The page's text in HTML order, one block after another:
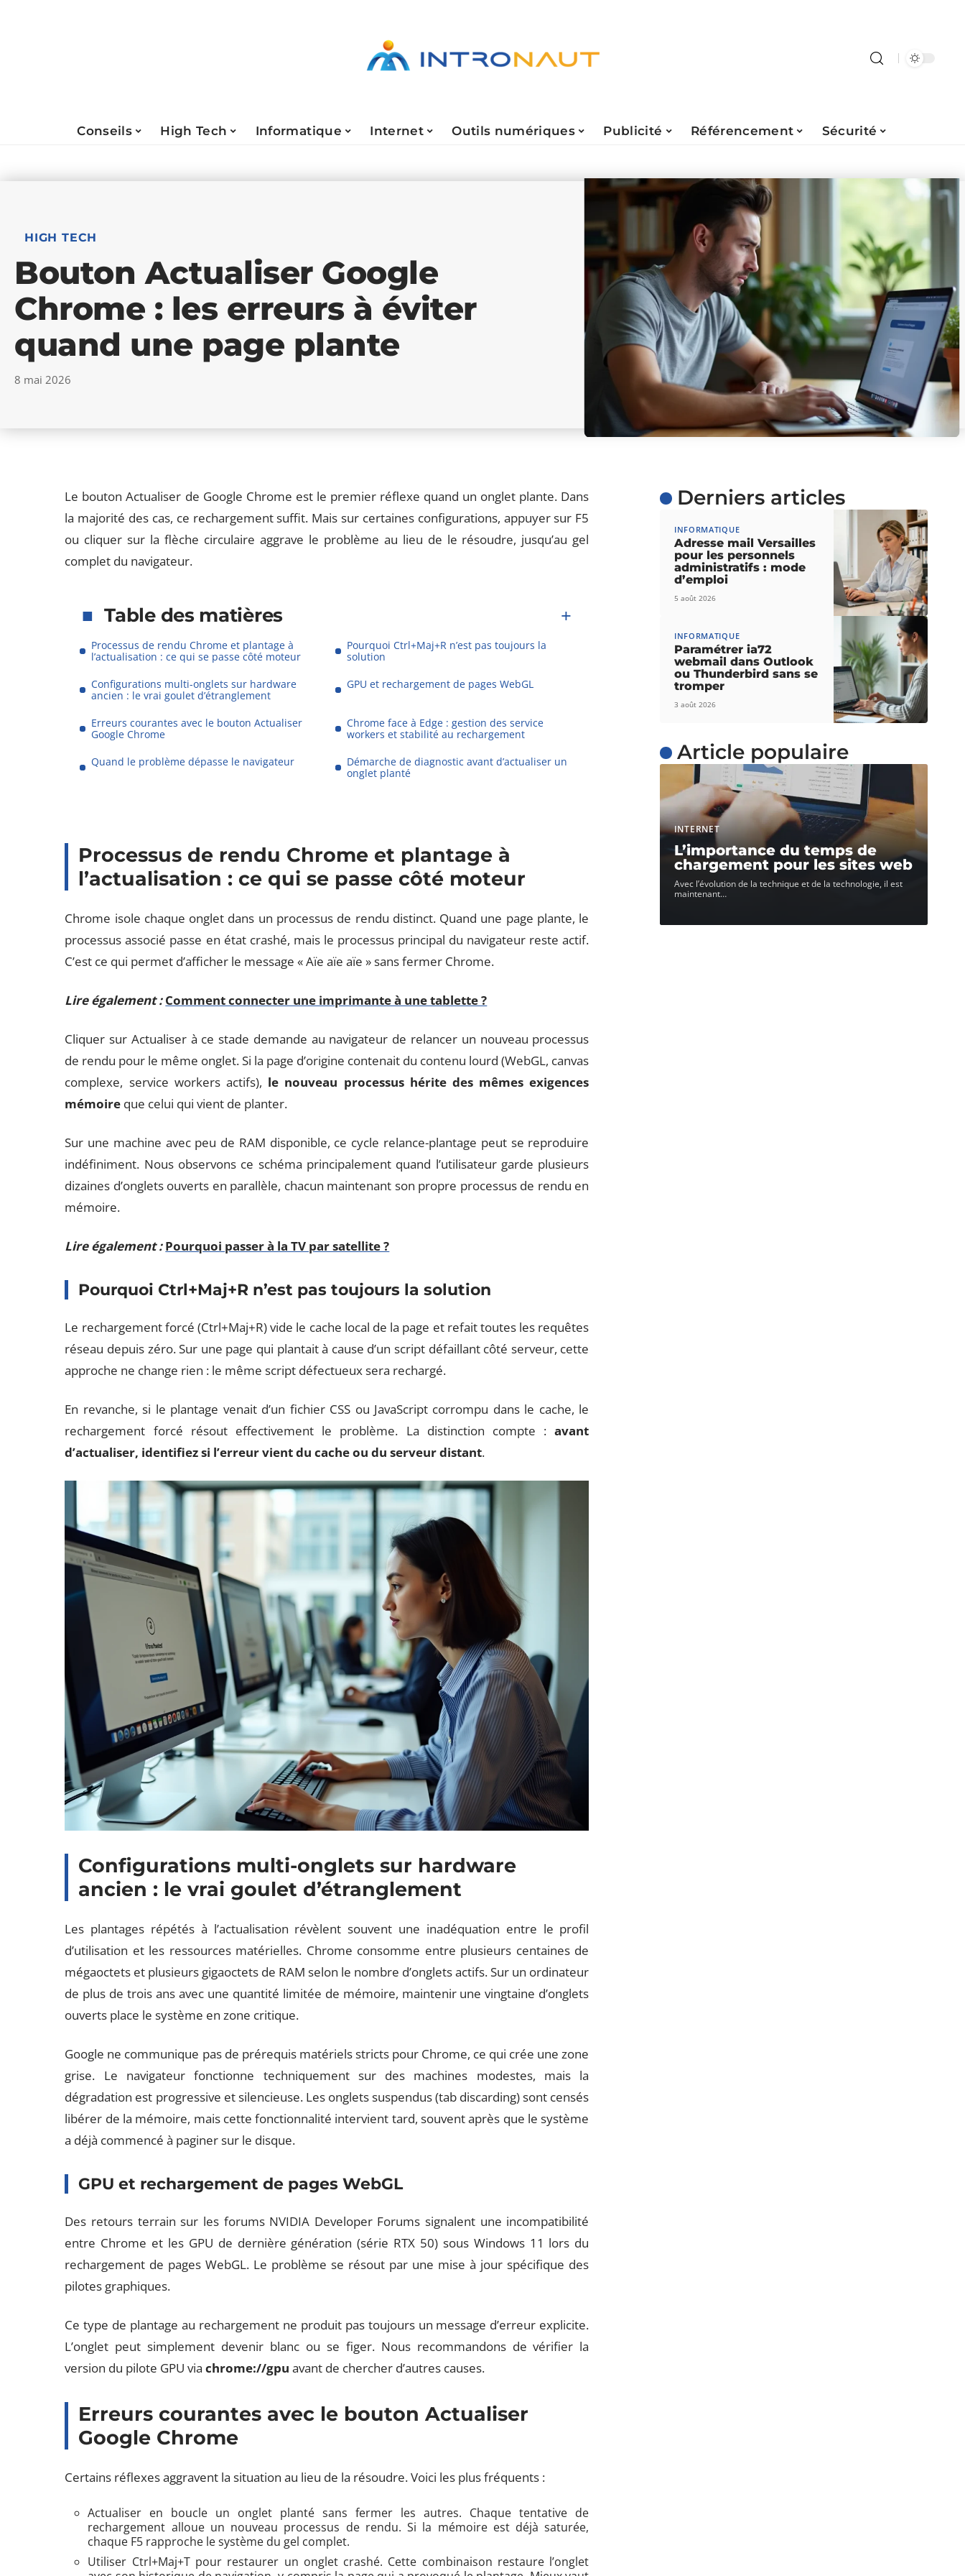
Conseils High Tech Informatique Internet Outils numériques Publicité Référencement Sécurité
HIGH TECH
Bouton Actualiser Google
Chrome : les erreurs à éviter
quand une page plante
8 mai 2026
Le bouton Actualiser de Google Chrome est le premier réflexe quand un onglet plante. Dans
la majorité des cas, ce rechargement suffit. Mais sur certaines configurations, appuyer sur F5
ou cliquer sur la flèche circulaire aggrave le problème au lieu de le résoudre, jusqu’au gel
complet du navigateur.
Table des matières
Processus de rendu Chrome et plantage à
l’actualisation : ce qui se passe côté moteur
Pourquoi Ctrl+Maj+R n’est pas toujours la
solution
Configurations multi-onglets sur hardware
ancien : le vrai goulet d’étranglement
GPU et rechargement de pages WebGL
Erreurs courantes avec le bouton Actualiser
Google Chrome
Chrome face à Edge : gestion des service
workers et stabilité au rechargement
Quand le problème dépasse le navigateur
Démarche de diagnostic avant d’actualiser un
onglet planté
Processus de rendu Chrome et plantage à
l’actualisation : ce qui se passe côté moteur
Chrome isole chaque onglet dans un processus de rendu distinct. Quand une page plante, le
processus associé passe en état crashé, mais le processus principal du navigateur reste actif.
C’est ce qui permet d’afficher le message « Aïe aïe aïe » sans fermer Chrome.
Lire également : Comment connecter une imprimante à une tablette ?
Cliquer sur Actualiser à ce stade demande au navigateur de relancer un nouveau processus
de rendu pour le même onglet. Si la page d’origine contenait du contenu lourd (WebGL, canvas
complexe, service workers actifs), le nouveau processus hérite des mêmes exigences
mémoire que celui qui vient de planter.
Sur une machine avec peu de RAM disponible, ce cycle relance-plantage peut se reproduire
indéfiniment. Nous observons ce schéma principalement quand l’utilisateur garde plusieurs
dizaines d’onglets ouverts en parallèle, chacun maintenant son propre processus de rendu en
mémoire.
Lire également : Pourquoi passer à la TV par satellite ?
Pourquoi Ctrl+Maj+R n’est pas toujours la solution
Le rechargement forcé (Ctrl+Maj+R) vide le cache local de la page et refait toutes les requêtes
réseau depuis zéro. Sur une page qui plantait à cause d’un script défaillant côté serveur, cette
approche ne change rien : le même script défectueux sera rechargé.
En revanche, si le plantage venait d’un fichier CSS ou JavaScript corrompu dans le cache, le
rechargement forcé résout effectivement le problème. La distinction compte :avant
d’actualiser, identifiez si l’erreur vient du cache ou du serveur distant.
Configurations multi-onglets sur hardware
ancien : le vrai goulet d’étranglement
Les plantages répétés à l’actualisation révèlent souvent une inadéquation entre le profil
d’utilisation et les ressources matérielles. Chrome consomme entre plusieurs centaines de
mégaoctets et plusieurs gigaoctets de RAM selon le nombre d’onglets actifs. Sur un ordinateur
de plus de trois ans avec une quantité limitée de mémoire, maintenir une vingtaine d’onglets
ouverts place le système en zone critique.
Google ne communique pas de prérequis matériels stricts pour Chrome, ce qui crée une zone
grise. Le navigateur fonctionne techniquement sur des machines modestes, mais la
dégradation est progressive et silencieuse. Les onglets suspendus (tab discarding) sont censés
libérer de la mémoire, mais cette fonctionnalité intervient tard, souvent après que le système
a déjà commencé à paginer sur le disque.
GPU et rechargement de pages WebGL
Des retours terrain sur les forums NVIDIA Developer Forums signalent une incompatibilité
entre Chrome et les GPU de dernière génération (série RTX 50) sous Windows 11 lors du
rechargement de pages WebGL. Le problème se résout par une mise à jour spécifique des
pilotes graphiques.
Ce type de plantage au rechargement ne produit pas toujours un message d’erreur explicite.
L’onglet peut simplement devenir blanc ou se figer. Nous recommandons de vérifier la
version du pilote GPU viachrome://gpu avant de chercher d’autres causes.
Erreurs courantes avec le bouton Actualiser
Google Chrome
Certains réflexes aggravent la situation au lieu de la résoudre. Voici les plus fréquents :
Actualiser en boucle un onglet planté sans fermer les autres. Chaque tentative de
rechargement alloue un nouveau processus de rendu. Si la mémoire est déjà saturée,
chaque F5 rapproche le système du gel complet.
Utiliser Ctrl+Maj+T pour restaurer un onglet crashé. Cette combinaison restaure l’onglet
Derniers articles
INFORMATIQUE
Adresse mail Versailles
pour les personnels
administratifs : mode
d’emploi
5 août 2026
INFORMATIQUE
Paramétrer ia72
webmail dans Outlook
ou Thunderbird sans se
tromper
3 août 2026
Article populaire
INTERNET
L’importance du temps de
chargement pour les sites web
Avec l’évolution de la technique et de la technologie, il est
maintenant…